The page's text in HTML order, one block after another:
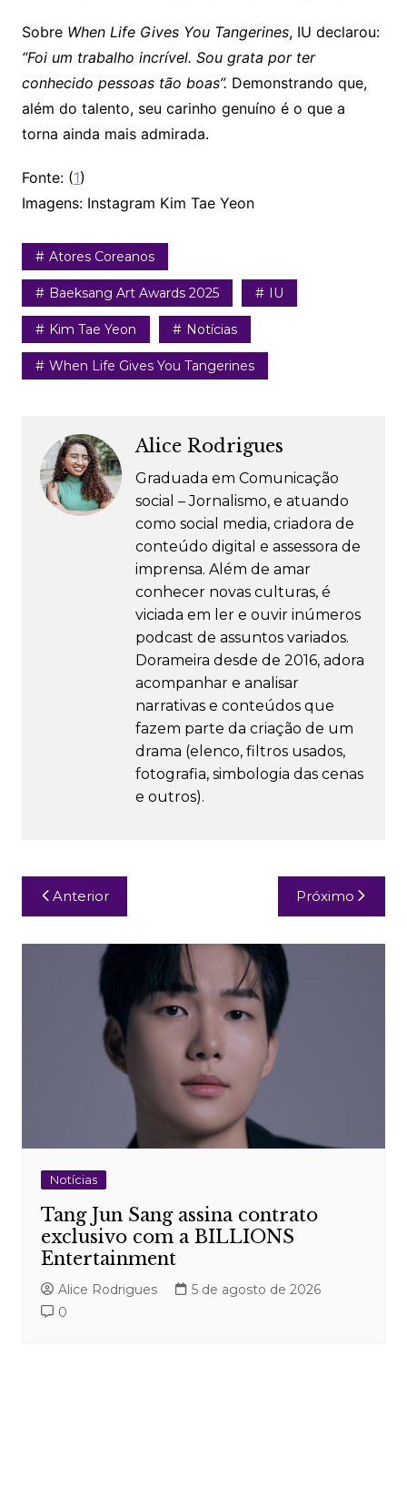
Sobre When Life Gives You Tangerines, IU declarou:
“Foi um trabalho incrível. Sou grata por ter
conhecido pessoas tão boas”. Demonstrando que,
além do talento, seu carinho genuíno é o que a
torna ainda mais admirada.
Fonte: (1)
Imagens: Instagram Kim Tae Yeon
Atores Coreanos
Baeksang Art Awards 2025 IU
Kim Tae Yeon Notícias
When Life Gives You Tangerines
Alice Rodrigues
Graduada em Comunicação
social – Jornalismo, e atuando
como social media, criadora de
conteúdo digital e assessora de
imprensa. Além de amar
conhecer novas culturas, é
viciada em ler e ouvir inúmeros
podcast de assuntos variados.
Dorameira desde de 2016, adora
acompanhar e analisar
narrativas e conteúdos que
fazem parte da criação de um
drama (elenco, filtros usados,
fotografia, simbologia das cenas
e outros).
Navegação
de
Post
Anterior Próximo
Notícias
Tang Jun Sang assina contrato
exclusivo com a BILLIONS
Entertainment
Alice Rodrigues
5 de agosto de 2026
0